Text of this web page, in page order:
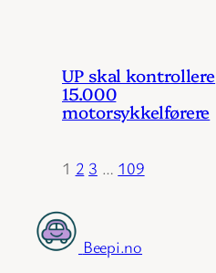
UP skal kontrollere
15.000
motorsykkelførere
1 2 3 … 109
Beepi.no